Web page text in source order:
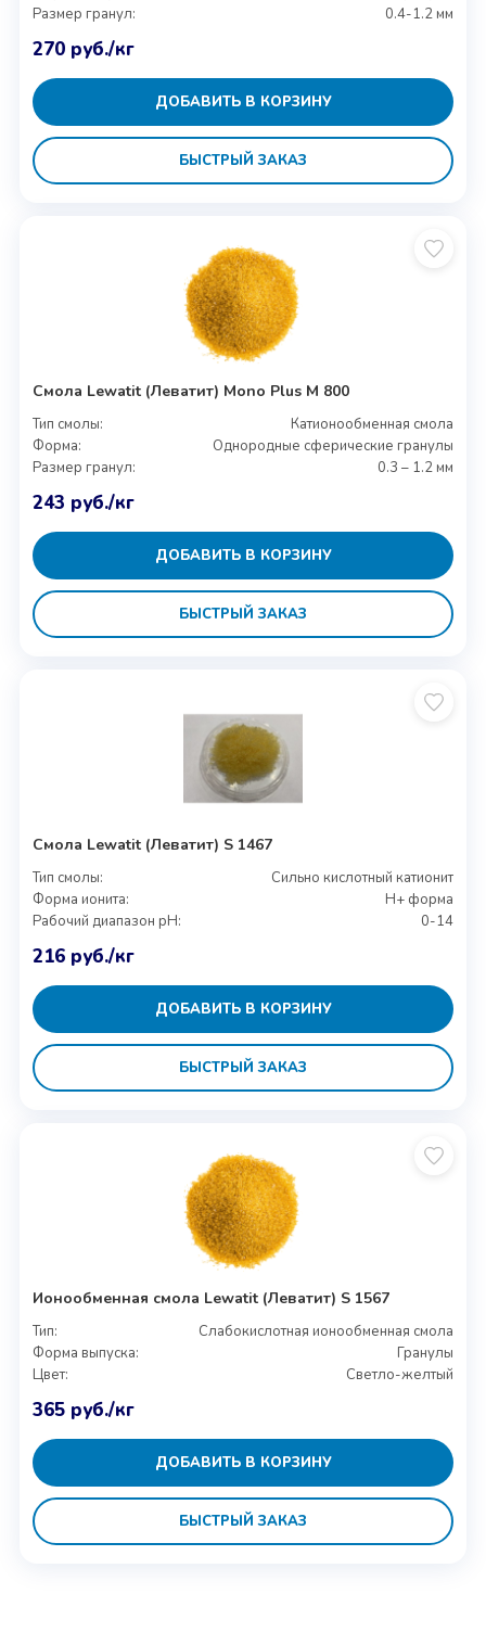
Размер гранул:
0.4-1.2 мм
270 руб./кг
ДОБАВИТЬ В КОРЗИНУ
БЫСТРЫЙ ЗАКАЗ
Смола Lewatit (Леватит) Mono Plus M 800
Тип смолы:
Катионообменная смола
Форма:
Однородные сферические гранулы
Размер гранул:
0.3 – 1.2 мм
243 руб./кг
ДОБАВИТЬ В КОРЗИНУ
БЫСТРЫЙ ЗАКАЗ
Смола Lewatit (Леватит) S 1467
Тип смолы:
Сильно кислотный катионит
Форма ионита:
H+ форма
Рабочий диапазон pH:
0-14
216 руб./кг
ДОБАВИТЬ В КОРЗИНУ
БЫСТРЫЙ ЗАКАЗ
Ионообменная смола Lewatit (Леватит) S 1567
Тип:
Слабокислотная ионообменная смола
Форма выпуска:
Гранулы
Цвет:
Светло-желтый
365 руб./кг
ДОБАВИТЬ В КОРЗИНУ
БЫСТРЫЙ ЗАКАЗ